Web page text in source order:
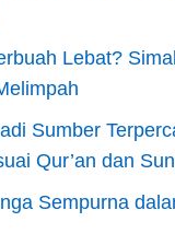
Lebat?
Sumber
Qur’an dan
Sempurna